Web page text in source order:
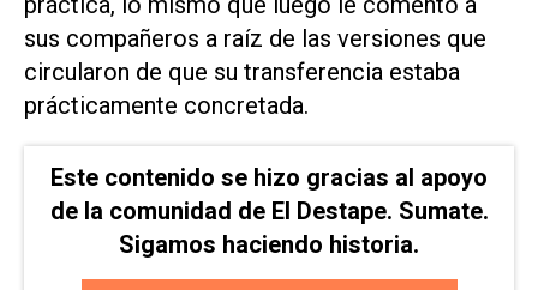
sus compañeros a raíz de las versiones que
circularon de que su transferencia estaba
prácticamente concretada.
Este contenido se hizo gracias al apoyo
de la comunidad de El Destape. Sumate.
Sigamos haciendo historia.